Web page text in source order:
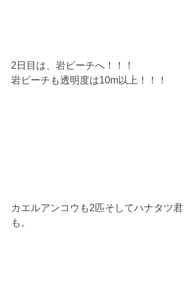
2日目は、岩ビーチへ！！！
岩ビーチも透明度は10m以上！！！
カエルアンコウも2匹そしてハナタツ君
も。